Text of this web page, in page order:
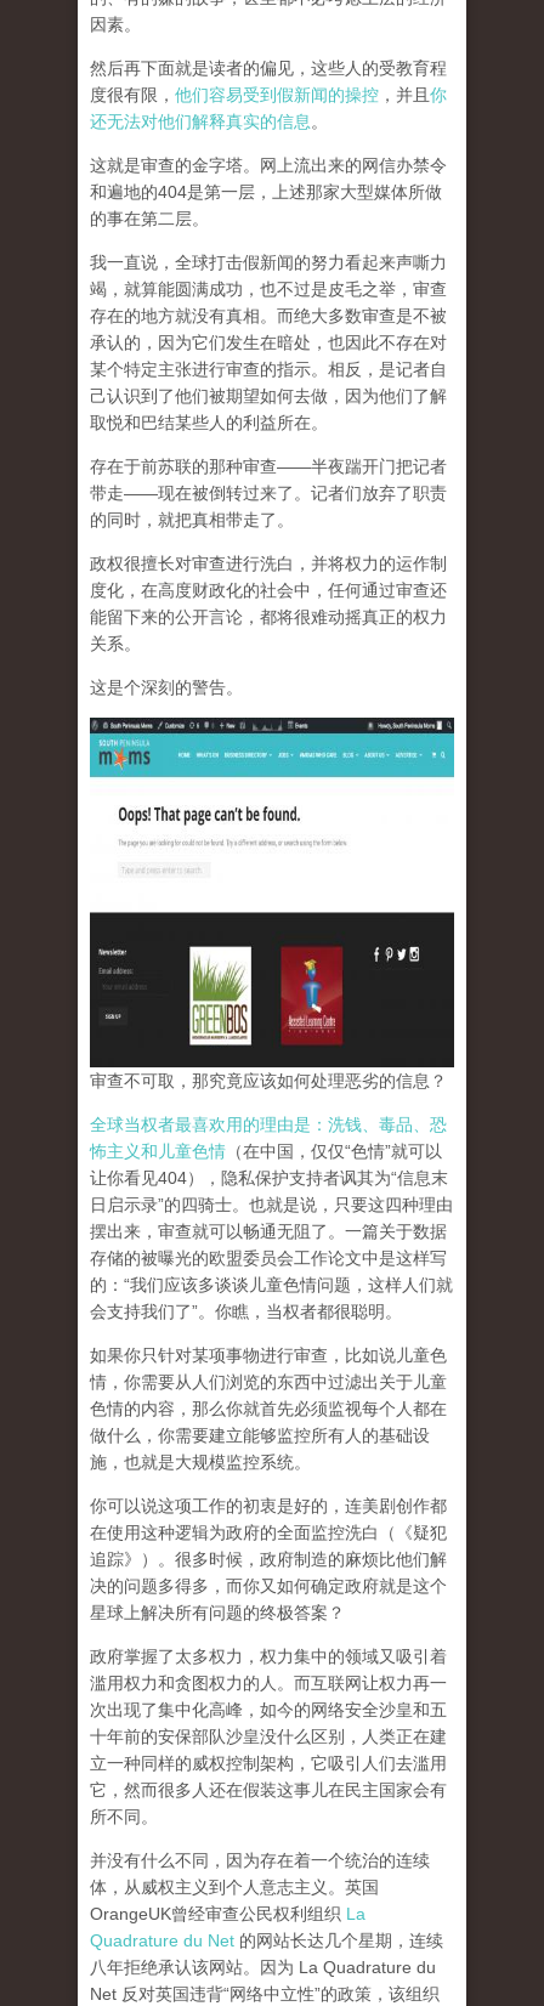
因素。
然后再下面就是读者的偏见，这些人的受教育程
度很有限， 他们容易受到假新闻的操控 ，并且 你
还无法对他们解释真实的信息 。
这就是审查的金字塔。网上流出来的网信办禁令
和遍地的404是第一层，上述那家大型媒体所做
的事在第二层。
我一直说，全球打击假新闻的努力看起来声嘶力
竭，就算能圆满成功，也不过是皮毛之举，审查
存在的地方就没有真相。而绝大多数审查是不被
承认的，因为它们发生在暗处，也因此不存在对
某个特定主张进行审查的指示。相反，是记者自
己认识到了他们被期望如何去做，因为他们了解
取悦和巴结某些人的利益所在。
存在于前苏联的那种审查——半夜踹开门把记者
带走——现在被倒转过来了。记者们放弃了职责
的同时，就把真相带走了。
政权很擅长对审查进行洗白，并将权力的运作制
度化，在高度财政化的社会中，任何通过审查还
能留下来的公开言论，都将很难动摇真正的权力
关系。
这是个深刻的警告。
审查不可取，那究竟应该如何处理恶劣的信息？
全球当权者最喜欢用的理由是：洗钱、毒品、恐
怖主义和儿童色情 （在中国，仅仅“色情”就可以
让你看见404），隐私保护支持者讽其为“信息末
日启示录”的四骑士。也就是说，只要这四种理由
摆出来，审查就可以畅通无阻了。一篇关于数据
存储的被曝光的欧盟委员会工作论文中是这样写
的：“我们应该多谈谈儿童色情问题，这样人们就
会支持我们了”。你瞧，当权者都很聪明。
如果你只针对某项事物进行审查，比如说儿童色
情，你需要从人们浏览的东西中过滤出关于儿童
色情的内容，那么你就首先必须监视每个人都在
做什么，你需要建立能够监控所有人的基础设
施，也就是大规模监控系统。
你可以说这项工作的初衷是好的，连美剧创作都
在使用这种逻辑为政府的全面监控洗白（《疑犯
追踪》）。 很多时候，政府制造的麻烦比他们解
决的问题多得多，而你又如何确定政府就是这个
星球上解决所有问题的终极答案？
政府掌握了太多权力，权力集中的领域又吸引着
滥用权力和贪图权力的人。而互联网让权力再一
次出现了集中化高峰， 如今的网络安全沙皇和五
十年前的安保部队沙皇没什么区别，人类正在建
立一种同样的威权控制架构，它吸引人们去滥用
它，然而很多人还在假装这事儿在民主国家会有
所不同。
并没有什么不同，因为存在着一个统治的连续
体，从威权主义到个人意志主义。英国
OrangeUK曾经审查公民权利组织 La
Quadrature du Net 的网站长达几个星期，连续
八年拒绝承认该网站。因为 La Quadrature du
Net 反对英国违背“网络中立性”的政策，该组织